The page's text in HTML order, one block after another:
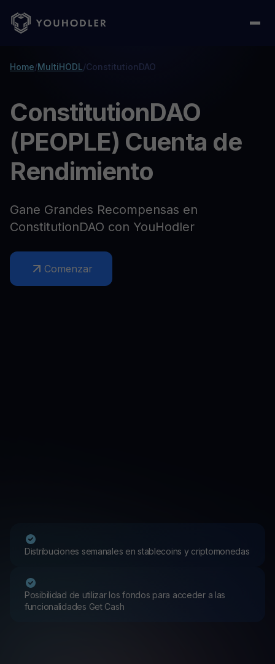
Home/MultiHODL/ConstitutionDAO
ConstitutionDAO
(PEOPLE) Cuenta de
Rendimiento
Gane Grandes Recompensas en
ConstitutionDAO con YouHodler
Comenzar
Distribuciones semanales en stablecoins y criptomonedas
Posibilidad de utilizar los fondos para acceder a las
funcionalidades Get Cash